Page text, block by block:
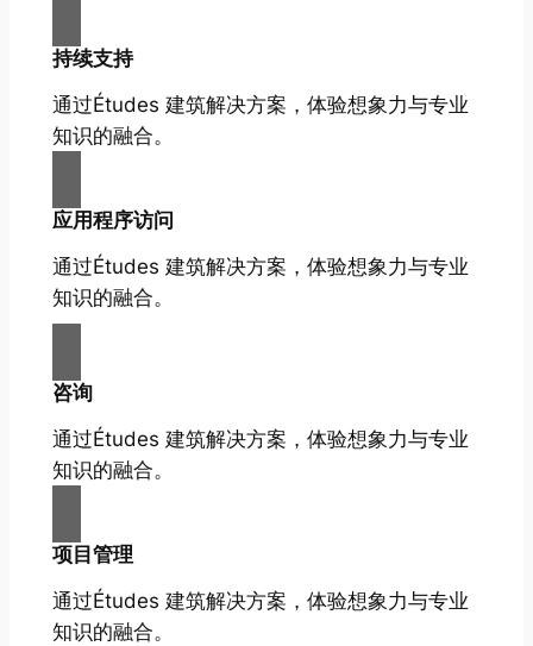
持续支持
通过Études 建筑解决方案，体验想象力与专业
知识的融合。
应用程序访问
通过Études 建筑解决方案，体验想象力与专业
知识的融合。
咨询
通过Études 建筑解决方案，体验想象力与专业
知识的融合。
项目管理
通过Études 建筑解决方案，体验想象力与专业
知识的融合。